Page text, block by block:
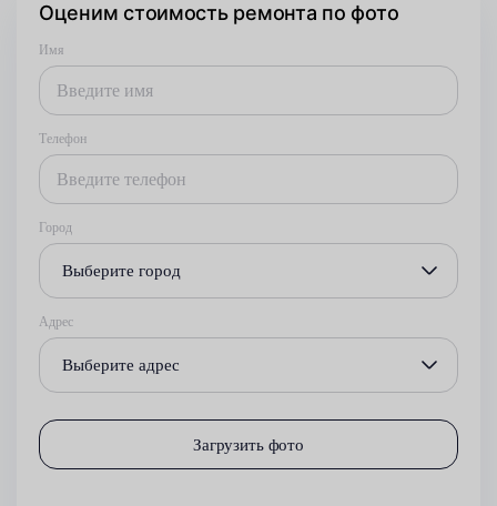
Оценим стоимость ремонта по фото
Имя
Телефон
Город
Выберите город
Адрес
Выберите адрес
Загрузить фото